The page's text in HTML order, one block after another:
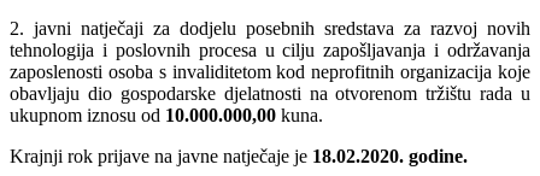
2. javni natječaji za dodjelu posebnih sredstava za razvoj novih
tehnologija i poslovnih procesa u cilju zapošljavanja i održavanja
zaposlenosti osoba s invaliditetom kod neprofitnih organizacija koje
obavljaju dio gospodarske djelatnosti na otvorenom tržištu rada u
ukupnom iznosu od 10.000.000,00 kuna.
Krajnji rok prijave na javne natječaje je 18.02.2020. godine.